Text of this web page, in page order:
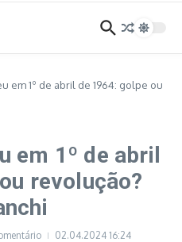
em 1º de abril de 1964: golpe ou
em 1º de abril
revolução?
02.04.2024 16:24